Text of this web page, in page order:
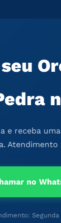
e receba
no
Segunda